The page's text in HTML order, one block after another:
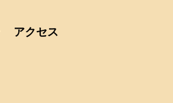
アクセス